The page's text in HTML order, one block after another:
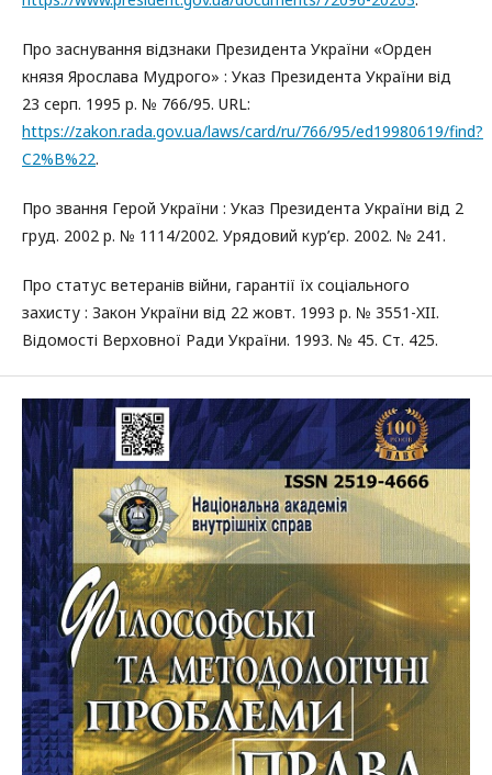
Про заснування відзнаки Президента України «Орден
князя Ярослава Мудрого» : Указ Президента України від
23 серп. 1995 р. № 766/95. URL:
https://zakon.rada.gov.ua/laws/card/ru/766/95/ed19980619/find?
C2%B%22.
Про звання Герой України : Указ Президента України від 2
груд. 2002 р. № 1114/2002. Урядовий кур’єр. 2002. № 241.
Про статус ветеранів війни, гарантії їх соціального
захисту : Закон України від 22 жовт. 1993 р. № 3551-XII.
Відомості Верховної Ради України. 1993. № 45. Ст. 425.